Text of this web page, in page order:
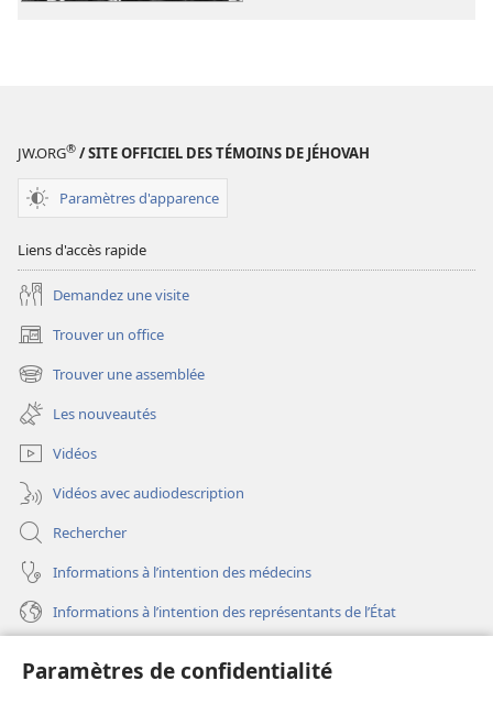
Paramètres de confidentialité
JW.ORG® / SITE OFFICIEL DES TÉMOINS DE JÉHOVAH
Paramètres d'apparence
Liens d'accès rapide
Demandez une visite
Trouver un office
(ouvre
une
nouvelle
fenêtre)
Trouver une assemblée
(ouvre
une
nouvelle
fenêtre)
Les nouveautés
Vidéos
Vidéos avec audiodescription
Rechercher
Informations à l’intention des médecins
Informations à l’intention des représentants de l’État